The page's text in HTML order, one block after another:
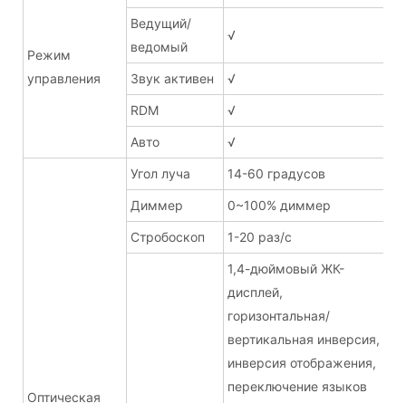
Режим
управления
Ведущий/
ведомый
√
Звук активен √
RDM √
Авто √
Оптическая
Угол луча 14-60 градусов
Диммер 0~100% диммер
Стробоскоп 1-20 раз/с
1,4-дюймовый ЖК-
дисплей,
горизонтальная/
вертикальная инверсия,
инверсия отображения,
переключение языков